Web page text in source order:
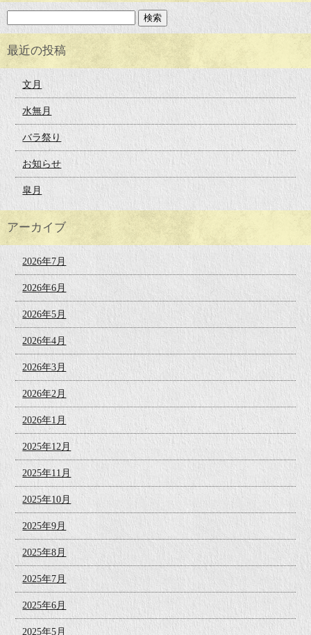
最近の投稿
文月
水無月
バラ祭り
お知らせ
皐月
アーカイブ
2026年7月
2026年6月
2026年5月
2026年4月
2026年3月
2026年2月
2026年1月
2025年12月
2025年11月
2025年10月
2025年9月
2025年8月
2025年7月
2025年6月
2025年5月